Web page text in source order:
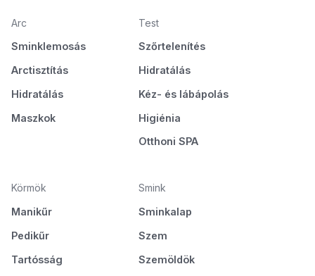
Arc
Sminklemosás
Arctisztítás
Hidratálás
Maszkok
Test
Szőrtelenítés
Hidratálás
Kéz- és lábápolás
Higiénia
Otthoni SPA
Körmök
Manikűr
Pedikűr
Tartósság
Smink
Sminkalap
Szem
Szemöldök